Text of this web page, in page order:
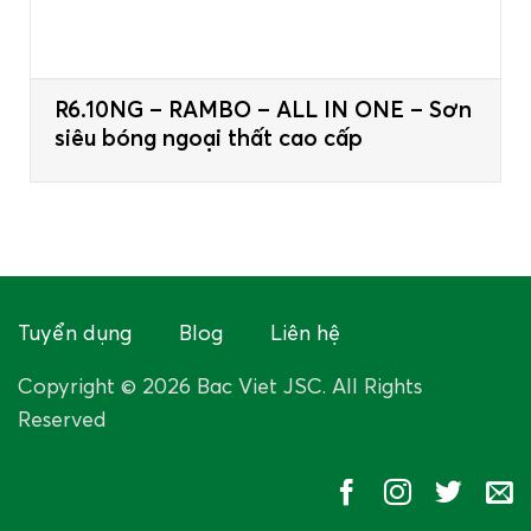
R6.10NG – RAMBO – ALL IN ONE – Sơn
siêu bóng ngoại thất cao cấp
Tuyển dụng Blog Liên hệ
Copyright © 2026 Bac Viet JSC. All Rights
Reserved